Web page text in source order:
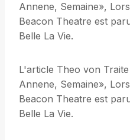
Annene, Semaine»,
Beacon Theatre est
Belle La Vie.
L'article Theo von
Annene, Semaine»,
Beacon Theatre est
Belle La Vie.